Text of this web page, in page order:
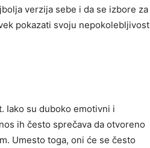
verzija sebe i da se izbore za
pokazati svoju nepokolebljivost
Iako su duboko emotivni i
ih često sprečava da otvoreno
Umesto toga, oni će se često